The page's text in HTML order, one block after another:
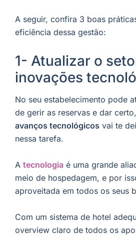
A seguir, confira 3 boas
eficiência dessa gestão:
1- Atualizar o
inovações
No seu estabelecimento pode
de gerir as reservas e dar
avanços tecnológicos vai te
nessa tarefa.
A tecnologia é uma grande
meio de hospedagem, e por
aproveitada em todos os seus
Com um sistema de hotel
overview claro de todos os